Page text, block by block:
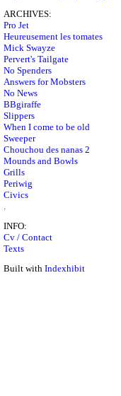
ARCHIVES:
Pro Jet
Heureusement les tomates
Mick Swayze
Pervert's Tailgate
No Spenders
Answers for Mobsters
No News
BBgiraffe
Slippers
When I come to be old
Sweeper
Chouchou des nanas 2
Mounds and Bowls
Grills
Periwig
Civics
.
INFO:
Cv / Contact
Texts
Built with Indexhibit